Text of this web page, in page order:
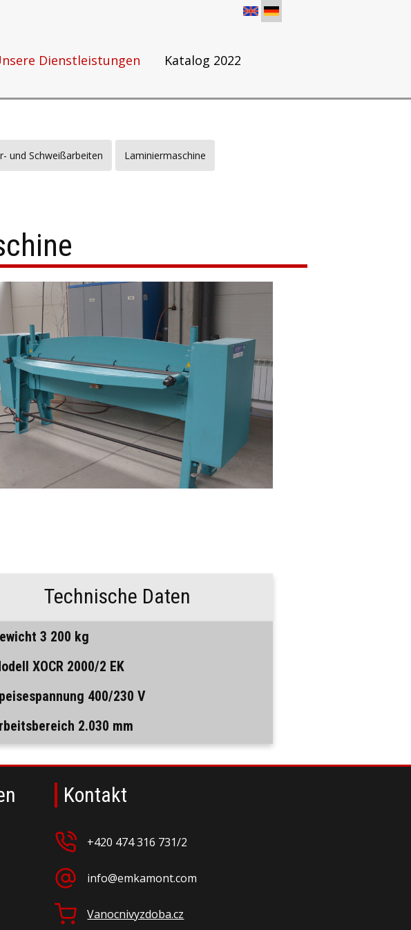
Dienstleistungen Katalog 2022
und Schweißarbeiten Laminiermaschine
Technische Daten
3 200 kg
XOCR 2000/2 EK
400/230 V
2.030 mm
Kontakt
+420 474 316 731/2
info@emkamont.com
Vanocnivyzdoba.cz